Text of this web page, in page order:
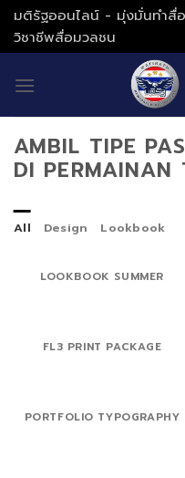
Skip
to
content
มติรัฐออนไลน์ - มุ่งมั่นทำสื่
วิชาชีพสื่อมวลชน
AMBIL TIPE
DI PERMAINAN
All Design Lookbook
LOOKBOOK SUMMER
FL3 PRINT PACKAGE
PORTFOLIO TYPOGRAPHY